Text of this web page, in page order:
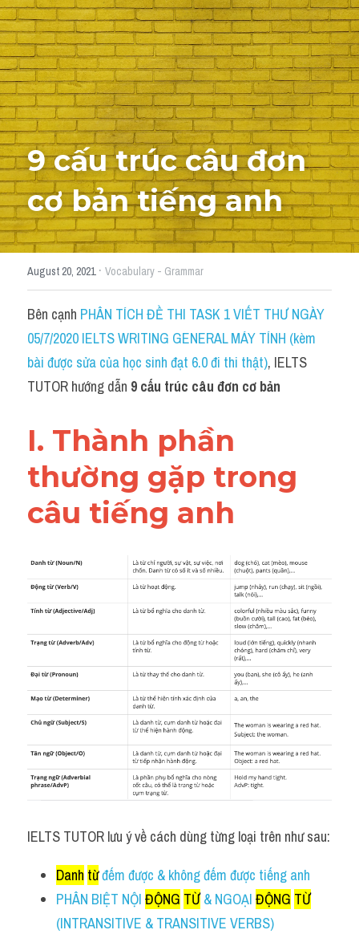
Cách diễn đạt
IELTS Videos - Ebook
Điểm báo
Adj
Idiom
Khác
Từ vựng theo topic
Từ vựng theo Topic
Vocabulary - Grammar
Grammar
Cách paraphrase
Part 2
Noun
Cấu trúc câu
Đề thi thật Task 1
Cách dùng từ
Task 1
Ngân hàng đề thi máy
Phân biệt từ
HỌC THỬ →
9 cấu trúc câu đơn
cơ bản tiếng anh
August 20, 2021· Vocabulary - Grammar
Bên cạnh PHÂN TÍCH ĐỀ THI TASK 1 VIẾT THƯ NGÀY
05/7/2020 IELTS WRITING GENERAL MÁY TÍNH (kèm
bài được sửa của học sinh đạt 6.0 đi thi thật), IELTS
TUTOR hướng dẫn 9 cấu trúc câu đơn cơ bản
I. Thành phần
thường gặp trong
câu tiếng anh
IELTS TUTOR lưu ý về cách dùng từng loại trên như sau:
Danh từ đếm được & không đếm được tiếng anh
PHÂN BIỆT NỘI ĐỘNG TỪ & NGOẠI ĐỘNG TỪ
(INTRANSITIVE & TRANSITIVE VERBS)